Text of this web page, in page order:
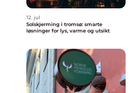
12. jul
Solskjerming i tromsø: smarte
løsninger for lys, varme og utsikt